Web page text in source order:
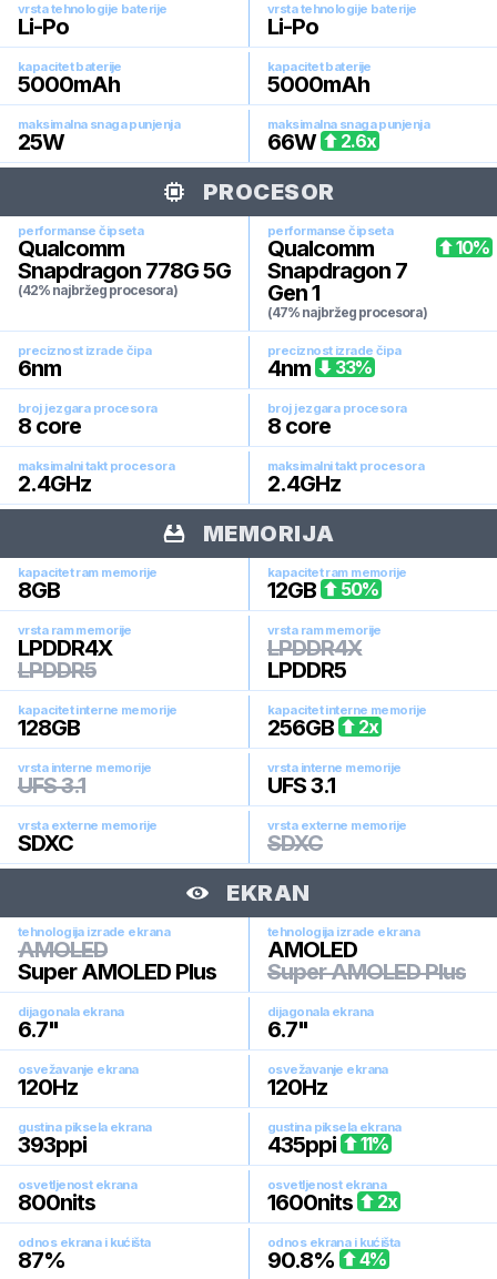
vrsta tehnologije baterije
Li-Po
vrsta tehnologije baterije
Li-Po
kapacitet baterije
5000mAh
kapacitet baterije
5000mAh
maksimalna snaga punjenja
25W
maksimalna snaga punjenja
66W 2.6x
PROCESOR
performanse čipseta
Qualcomm
Snapdragon 778G 5G
(42% najbržeg procesora)
performanse čipseta
Qualcomm
Snapdragon 7
Gen 1
(47% najbržeg procesora)
10%
preciznost izrade čipa
6nm
preciznost izrade čipa
4nm 33%
broj jezgara procesora
8 core
broj jezgara procesora
8 core
maksimalni takt procesora
2.4GHz
maksimalni takt procesora
2.4GHz
MEMORIJA
kapacitet ram memorije
8GB
kapacitet ram memorije
12GB 50%
vrsta ram memorije
LPDDR4X
LPDDR5
vrsta ram memorije
LPDDR4X
LPDDR5
kapacitet interne memorije
128GB
kapacitet interne memorije
256GB 2x
vrsta interne memorije
UFS 3.1
vrsta interne memorije
UFS 3.1
vrsta externe memorije
SDXC
vrsta externe memorije
SDXC
EKRAN
tehnologija izrade ekrana
AMOLED
Super AMOLED Plus
tehnologija izrade ekrana
AMOLED
Super AMOLED Plus
dijagonala ekrana
6.7"
dijagonala ekrana
6.7"
osvežavanje ekrana
120Hz
osvežavanje ekrana
120Hz
gustina piksela ekrana
393ppi
gustina piksela ekrana
435ppi 11%
osvetljenost ekrana
800nits
osvetljenost ekrana
1600nits 2x
odnos ekrana i kućišta
87%
odnos ekrana i kućišta
90.8% 4%